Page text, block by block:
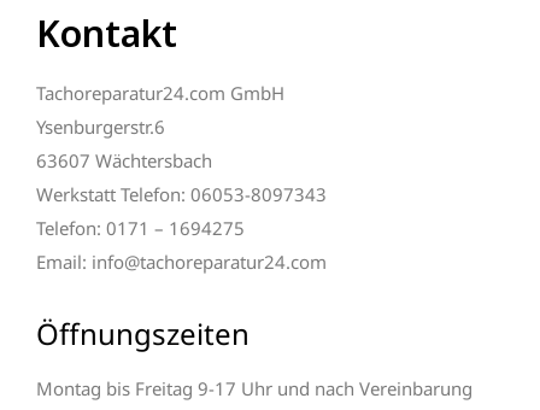
Kontakt
Tachoreparatur24.com GmbH
Ysenburgerstr.6
63607 Wächtersbach
Werkstatt Telefon: 06053-8097343
Telefon: 0171 – 1694275
Email: info@tachoreparatur24.com
Öffnungszeiten
Montag bis Freitag 9-17 Uhr und nach Vereinbarung